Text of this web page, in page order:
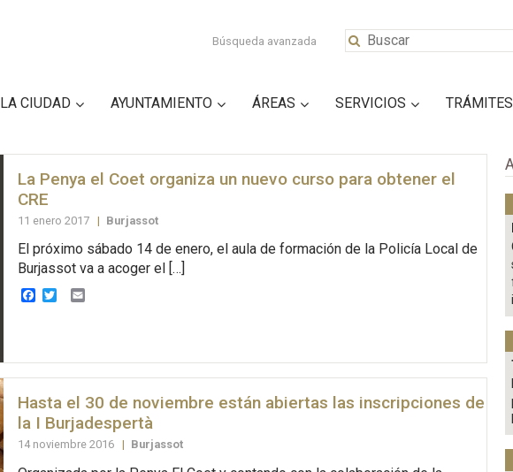
Búsqueda avanzada
LA CIUDAD AYUNTAMIENTO ÁREAS SERVICIOS TRÁMITES
La Penya el Coet organiza un nuevo curso para obtener el
CRE
11 enero 2017 | Burjassot
El próximo sábado 14 de enero, el aula de formación de la Policía Local de
Burjassot va a acoger el […]
Facebook
TwitterEmail
Hasta el 30 de noviembre están abiertas las inscripciones de
la I Burjadespertà
14 noviembre 2016 | Burjassot